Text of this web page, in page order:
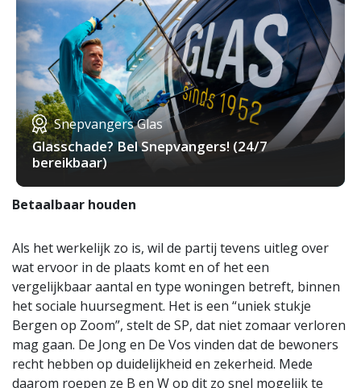
Snepvangers Glas
Glasschade? Bel Snepvangers! (24/7
bereikbaar)
Betaalbaar houden
Als het werkelijk zo is, wil de partij tevens uitleg over
wat ervoor in de plaats komt en of het een
vergelijkbaar aantal en type woningen betreft, binnen
het sociale huursegment. Het is een “uniek stukje
Bergen op Zoom”, stelt de SP, dat niet zomaar verloren
mag gaan. De Jong en De Vos vinden dat de bewoners
recht hebben op duidelijkheid en zekerheid. Mede
daarom roepen ze B en W op dit zo snel mogelijk te